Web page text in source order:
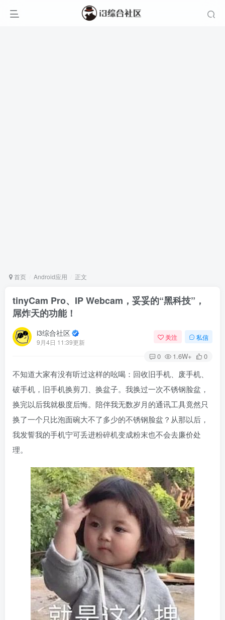
首页 Android应用 正文
tinyCam Pro、IP Webcam，妥妥的“黑科技”，
屌炸天的功能！
i3综合社区
9月4日 11:39更新
关注 私信
0 1.6W+ 0
不知道大家有没有听过这样的吆喝：回收旧手机、废手机、
破手机，旧手机换剪刀、换盆子。我换过一次不锈钢脸盆，
换完以后我就极度后悔。陪伴我无数岁月的通讯工具竟然只
换了一个只比泡面碗大不了多少的不锈钢脸盆？从那以后，
我发誓我的手机宁可丢进粉碎机变成粉末也不会去廉价处
理。